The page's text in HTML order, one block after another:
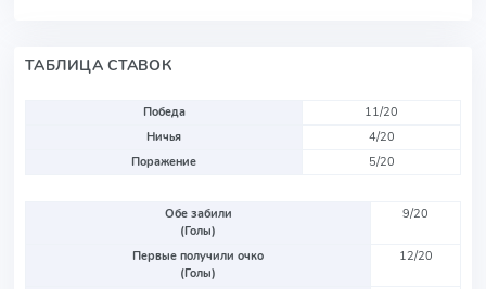
ТАБЛИЦА СТАВОК
Победа
11/20
Ничья
4/20
Поражение
5/20
Обе забили
(Голы)
9/20
Первые получили очко
(Голы)
12/20